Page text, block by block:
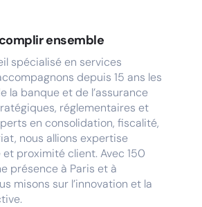
ensemble
spécialisé en services
depuis 15 ans les
la banque et de l’assurance
réglementaires et
en consolidation, fiscalité,
nous allions expertise
proximité client. Avec 150
présence à Paris et à
misons sur l’innovation et la